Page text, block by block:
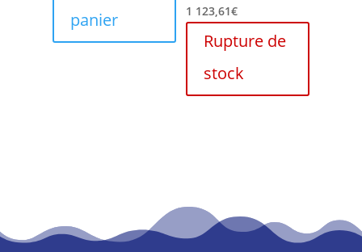
panier
1 123,61€
Rupture de
stock